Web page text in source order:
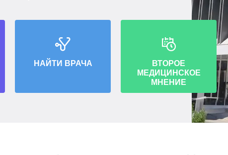
НАЙТИ ВРАЧА
ВТОРОЕ
МЕДИЦИНСКОЕ
МНЕНИЕ